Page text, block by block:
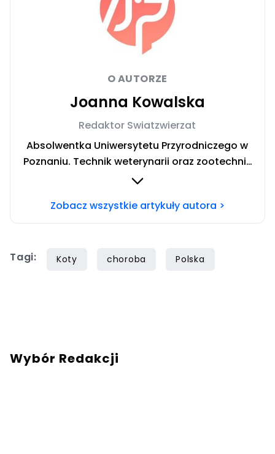
O AUTORZE
Joanna Kowalska
Redaktor Swiatzwierzat
Absolwentka Uniwersytetu Przyrodniczego w
Poznaniu. Technik weterynarii oraz zootechnik
ze specjalizacją żywienia zwierząt
aranżowania akwariów i nurkowania. Chcesz
Zobacz wszystkie artykuły autora >
Tagi: Koty choroba Polska
Wybór Redakcji